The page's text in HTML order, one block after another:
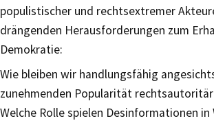
populistischer und rechtsextremer
drängenden Herausforderungen zum
Demokratie:
Wie bleiben wir handlungsfähig
zunehmenden Popularität
Welche Rolle spielen Desinformationen in